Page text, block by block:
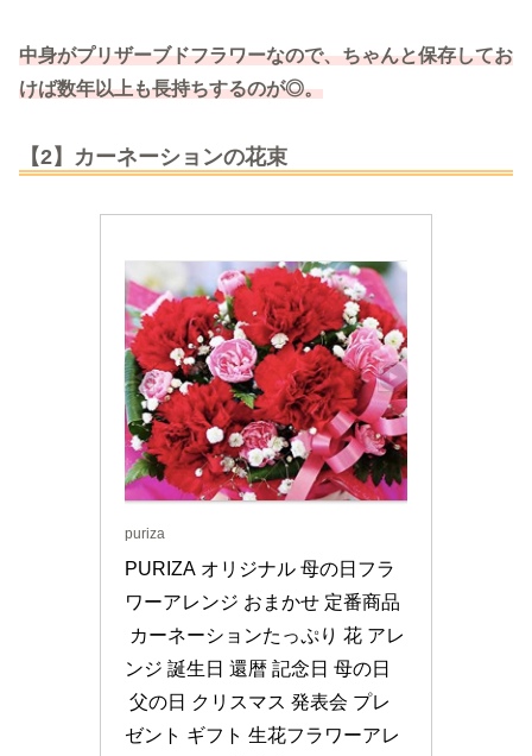
中身がプリザーブドフラワーなので、ちゃんと保存してお
けば数年以上も長持ちするのが◎。
【2】カーネーションの花束
puriza
PURIZA オリジナル 母の日フラ
ワーアレンジ おまかせ 定番商品
カーネーションたっぷり 花 アレ
ンジ 誕生日 還暦 記念日 母の日
父の日 クリスマス 発表会 プレ
ゼント ギフト 生花フラワーアレ